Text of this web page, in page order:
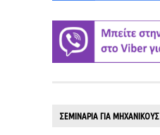
ΣΕΜΙΝΑΡΙΑ ΓΙΑ ΜΗΧΑΝΙΚΟΥΣ